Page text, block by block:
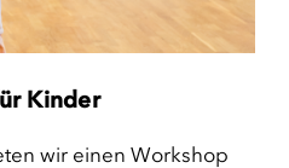
Kinder
wir einen Workshop